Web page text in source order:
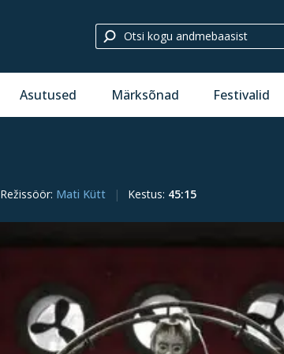
Asutused Märksõnad Festivalid
Režissöör: Mati Kütt Kestus: 45:15